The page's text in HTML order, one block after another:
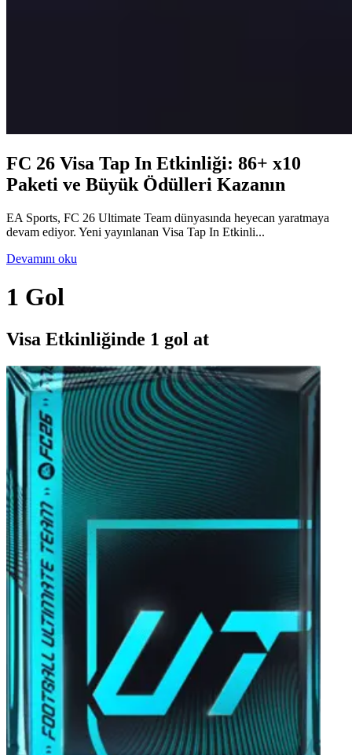
FC 26 Visa Tap In Etkinliği: 86+ x10
Paketi ve Büyük Ödülleri Kazanın
EA Sports, FC 26 Ultimate Team dünyasında heyecan yaratmaya
devam ediyor. Yeni yayınlanan Visa Tap In Etkinli...
Devamını oku
1 Gol
Visa Etkinliğinde 1 gol at